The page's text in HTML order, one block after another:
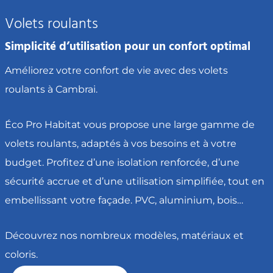
Volets roulants
Simplicité d’utilisation pour un confort optimal
Améliorez votre confort de vie avec des volets
roulants à Cambrai.
Éco Pro Habitat vous propose une large gamme de
volets roulants, adaptés à vos besoins et à votre
budget. Profitez d’une isolation renforcée, d’une
sécurité accrue et d’une utilisation simplifiée, tout en
embellissant votre façade. PVC, aluminium, bois…
Découvrez nos nombreux modèles, matériaux et
coloris.